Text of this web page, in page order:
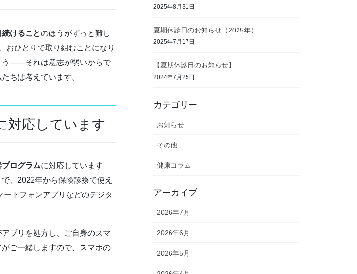
続けることのほうがずっと難し
おひとりで取り組むことになり
う——それは意志が弱いからで
ちは考えています。
対応しています
ログラムに対応しています
、2022年から保険診療で使え
トフォンアプリなどのデジタ
プリを処方し、ご自身のスマ
ご一緒しますので、スマホの
2025年8月31日
夏期休診日のお知らせ（2025年）
2025年7月17日
【夏期休診日のお知らせ】
2024年7月25日
カテゴリー
お知らせ
その他
健康コラム
アーカイブ
2026年7月
2026年6月
2026年5月